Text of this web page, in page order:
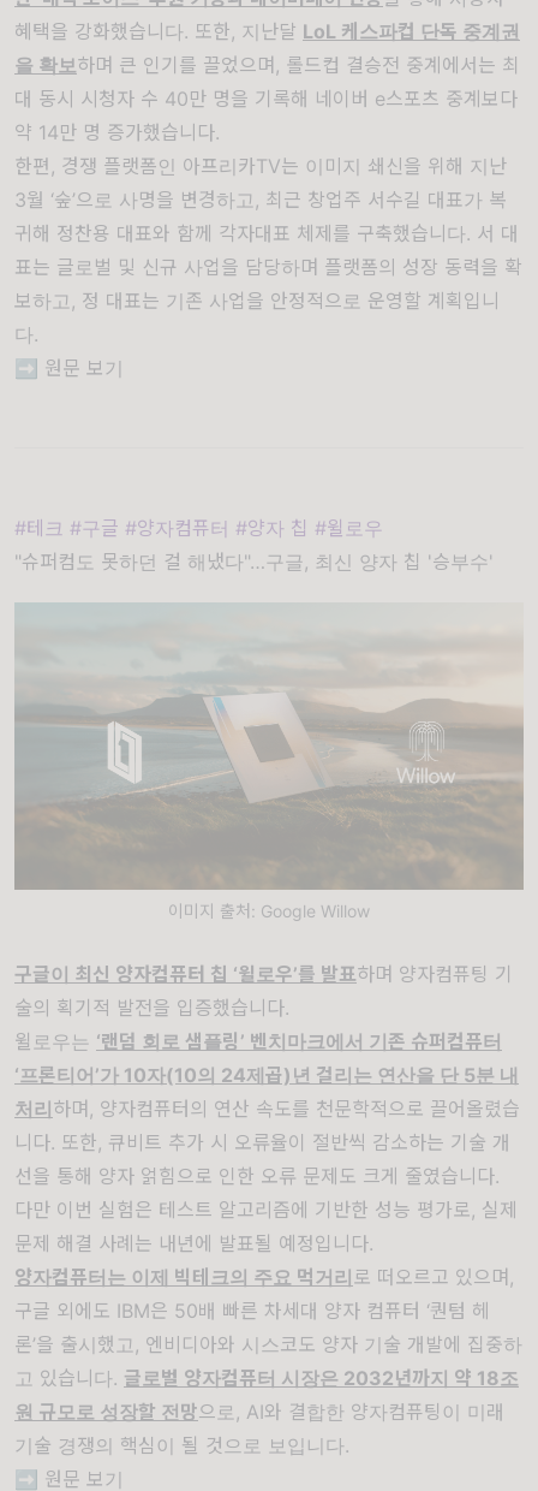
혜택을 강화했습니다. 또한, 지난달 LoL 케스파컵 단독 중계권
을 확보하며 큰 인기를 끌었으며, 롤드컵 결승전 중계에서는 최
대 동시 시청자 수 40만 명을 기록해 네이버 e스포츠 중계보다
약 14만 명 증가했습니다.
한편, 경쟁 플랫폼인 아프리카TV는 이미지 쇄신을 위해 지난
3월 ‘숲’으로 사명을 변경하고, 최근 창업주 서수길 대표가 복
귀해 정찬용 대표와 함께 각자대표 체제를 구축했습니다. 서 대
표는 글로벌 및 신규 사업을 담당하며 플랫폼의 성장 동력을 확
보하고, 정 대표는 기존 사업을 안정적으로 운영할 계획입니
다.
➡️ 원문 보기
#테크 #구글 #양자컴퓨터 #양자 칩 #윌로우
"슈퍼컴도 못하던 걸 해냈다"…구글, 최신 양자 칩 '승부수'
이미지 출처: Google Willow
구글이 최신 양자컴퓨터 칩 ‘윌로우’를 발표하며 양자컴퓨팅 기
술의 획기적 발전을 입증했습니다.
윌로우는 ‘랜덤 회로 샘플링’ 벤치마크에서 기존 슈퍼컴퓨터
‘프론티어’가 10자(10의 24제곱)년 걸리는 연산을 단 5분 내
처리하며, 양자컴퓨터의 연산 속도를 천문학적으로 끌어올렸습
니다. 또한, 큐비트 추가 시 오류율이 절반씩 감소하는 기술 개
선을 통해 양자 얽힘으로 인한 오류 문제도 크게 줄였습니다.
다만 이번 실험은 테스트 알고리즘에 기반한 성능 평가로, 실제
문제 해결 사례는 내년에 발표될 예정입니다.
양자컴퓨터는 이제 빅테크의 주요 먹거리로 떠오르고 있으며,
구글 외에도 IBM은 50배 빠른 차세대 양자 컴퓨터 ‘퀀텀 헤
론’을 출시했고, 엔비디아와 시스코도 양자 기술 개발에 집중하
고 있습니다. 글로벌 양자컴퓨터 시장은 2032년까지 약 18조
원 규모로 성장할 전망으로, AI와 결합한 양자컴퓨팅이 미래
기술 경쟁의 핵심이 될 것으로 보입니다.
➡️ 원문 보기